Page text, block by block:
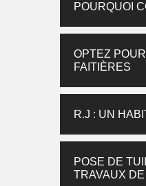
POURQUOI
OPTEZ
FAITIÈRES
R.J : UN
POSE DE
TRAVAUX